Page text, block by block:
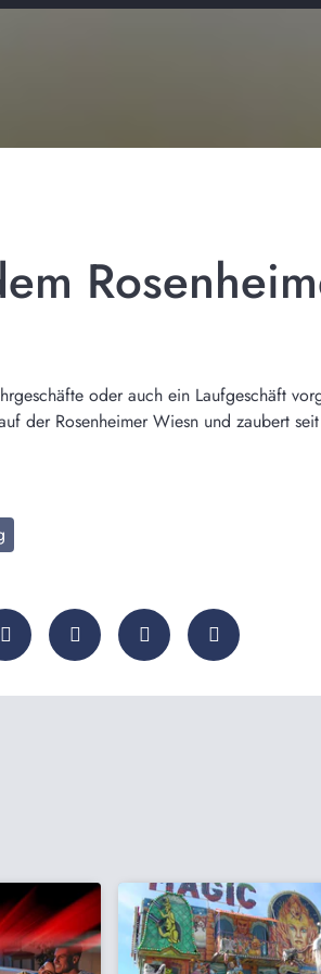
oder auch ein Laufgeschäft
der Rosenheimer Wiesn und zaubert